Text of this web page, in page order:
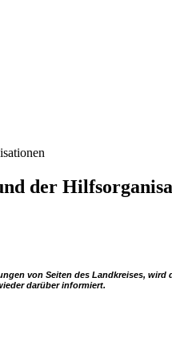
der
von Seiten des Landkreises,
darüber informiert.